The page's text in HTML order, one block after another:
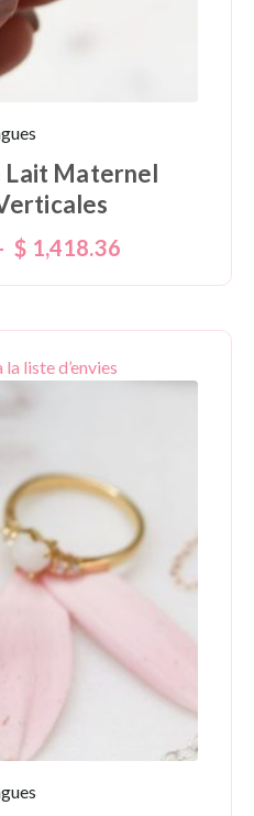
Lait Maternel
$ 1,418.36
liste d’envies